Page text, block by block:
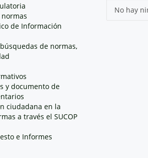
de Información
de normas,
y documento de
ciudadana en la
a través el SUCOP
e Informes
No hay